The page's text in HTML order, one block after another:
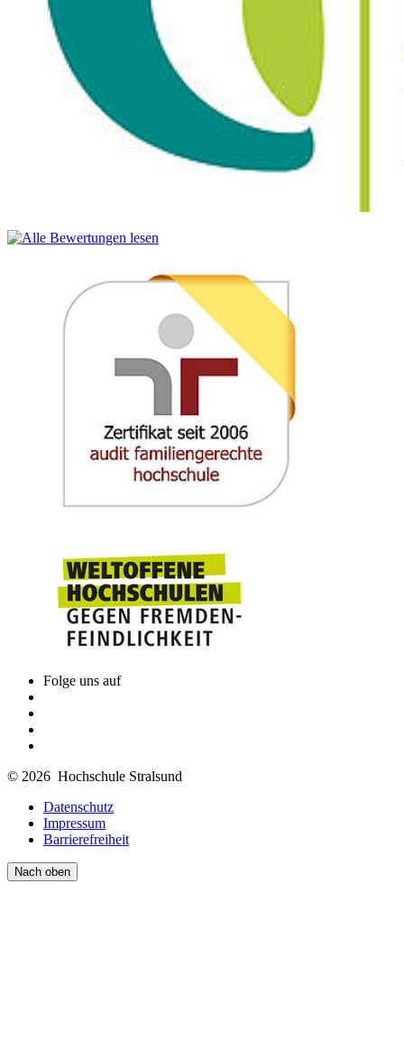
Folge uns auf
© 2026 Hochschule Stralsund
Datenschutz
Impressum
Barrierefreiheit
Nach oben